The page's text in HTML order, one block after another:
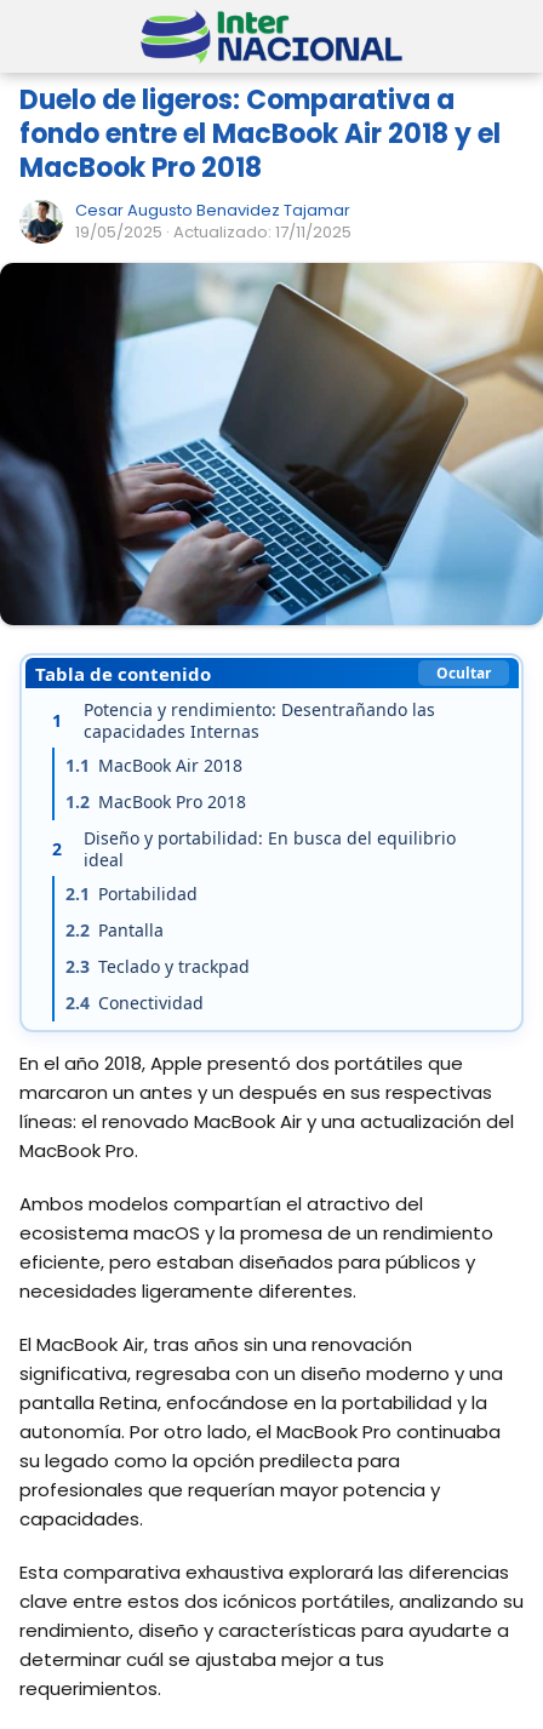
Duelo de ligeros: Comparativa a
fondo entre el MacBook Air 2018 y el
MacBook Pro 2018
Cesar Augusto Benavidez Tajamar
19/05/2025 · Actualizado: 17/11/2025
Tabla de contenido Ocultar
1
Potencia y rendimiento: Desentrañando las
capacidades Internas
1.1 MacBook Air 2018
1.2 MacBook Pro 2018
2
Diseño y portabilidad: En busca del equilibrio
ideal
2.1 Portabilidad
2.2 Pantalla
2.3 Teclado y trackpad
2.4 Conectividad
En el año 2018, Apple presentó dos portátiles que
marcaron un antes y un después en sus respectivas
líneas: el renovado MacBook Air y una actualización del
MacBook Pro.
Ambos modelos compartían el atractivo del
ecosistema macOS y la promesa de un rendimiento
eficiente, pero estaban diseñados para públicos y
necesidades ligeramente diferentes.
El MacBook Air, tras años sin una renovación
significativa, regresaba con un diseño moderno y una
pantalla Retina, enfocándose en la portabilidad y la
autonomía. Por otro lado, el MacBook Pro continuaba
su legado como la opción predilecta para
profesionales que requerían mayor potencia y
capacidades.
Esta comparativa exhaustiva explorará las diferencias
clave entre estos dos icónicos portátiles, analizando su
rendimiento, diseño y características para ayudarte a
determinar cuál se ajustaba mejor a tus
requerimientos.